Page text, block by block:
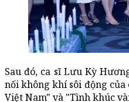
Sau đó, ca sĩ Lưu Kỳ
nối không khí sôi động
Việt Nam" và "Tình khúc